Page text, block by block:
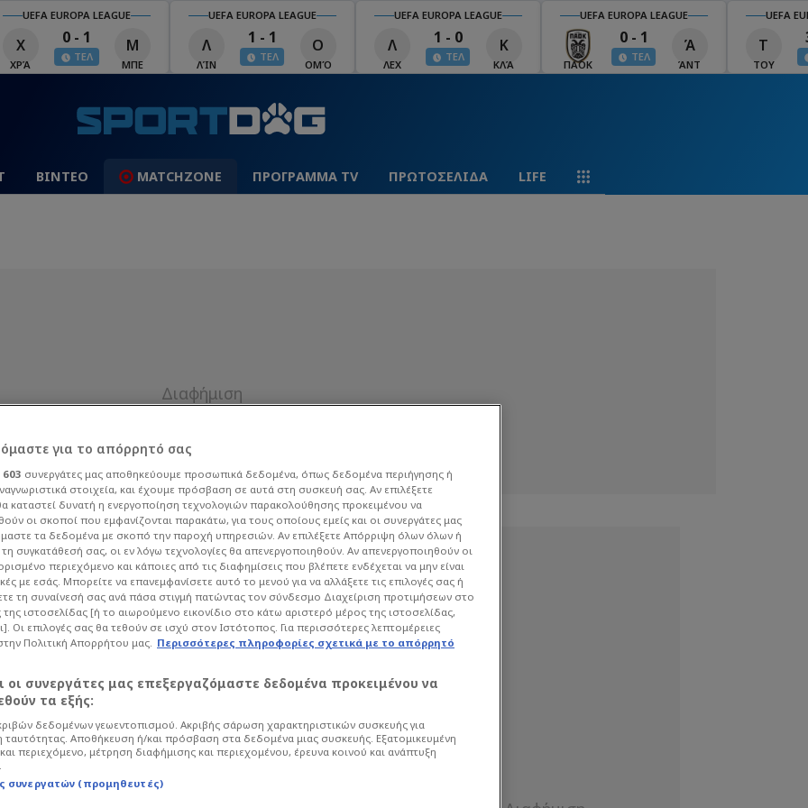
UEFA EUROPA LEAGUE
Χ
ΧΡΆ
0 - 1
ΤΕΛ
Μ
ΜΠΕ
UEFA EUROPA LEAGUE
Λ
ΛΊΝ
1 - 1
ΤΕΛ
Ο
ΟΜΌ
UEFA EUROPA LEAGUE
Λ
ΛΕΧ
1 - 0
ΤΕΛ
Κ
ΚΛΆ
UEFA EUROPA LEAGUE
ΠΑΟΚ
0 - 1
ΤΕΛ
Ά
ΆΝΤ
UEFA
Τ
ΤΟΥ
ΒΙΝΤΕΟ MATCHZONE ΠΡΟΓΡΑΜΜΑ TV ΠΡΩΤΟΣΕΛΙΔΑ LIFE
θρίαμβος
- 10ος ο Ακύλας
Life Showbiz
σε θρίλερ για γερά νεύρα, η
του 71ου διαγωνισμού της
για πρώτη φορά στην ιστορία της!
για το απόρρητό σας
603 συνεργάτες μας αποθηκεύουμε προσωπικά δεδομένα, όπως δεδομένα περιήγησης ή
στοιχεία, και έχουμε πρόσβαση σε αυτά στη συσκευή σας. Αν επιλέξετε
καταστεί δυνατή η ενεργοποίηση τεχνολογιών παρακολούθησης προκειμένου να
οι σκοποί που εμφανίζονται παρακάτω, για τους οποίους εμείς και οι συνεργάτες μας
τα δεδομένα με σκοπό την παροχή υπηρεσιών. Αν επιλέξετε Απόρριψη όλων όλων ή
συγκατάθεσή σας, οι εν λόγω τεχνολογίες θα απενεργοποιηθούν. Αν απενεργοποιηθούν οι
περιεχόμενο και κάποιες από τις διαφημίσεις που βλέπετε ενδέχεται να μην είναι
με εσάς. Μπορείτε να επανεμφανίσετε αυτό το μενού για να αλλάξετε τις επιλογές σας ή
τη συναίνεσή σας ανά πάσα στιγμή πατώντας τον σύνδεσμο Διαχείριση προτιμήσεων στο
ιστοσελίδας [ή το αιωρούμενο εικονίδιο στο κάτω αριστερό μέρος της ιστοσελίδας,
Οι επιλογές σας θα τεθούν σε ισχύ στον Ιστότοπος. Για περισσότερες λεπτομέρειες
Πολιτική Απορρήτου μας. Περισσότερες πληροφορίες σχετικά με το απόρρητό
οι συνεργάτες μας επεξεργαζόμαστε δεδομένα προκειμένου να
τα εξής:
δεδομένων γεωεντοπισμού. Ακριβής σάρωση χαρακτηριστικών συσκευής για
ταυτότητας. Αποθήκευση ή/και πρόσβαση στα δεδομένα μιας συσκευής. Εξατομικευμένη
περιεχόμενο, μέτρηση διαφήμισης και περιεχομένου, έρευνα κοινού και ανάπτυξη
συνεργατών (προμηθευτές)